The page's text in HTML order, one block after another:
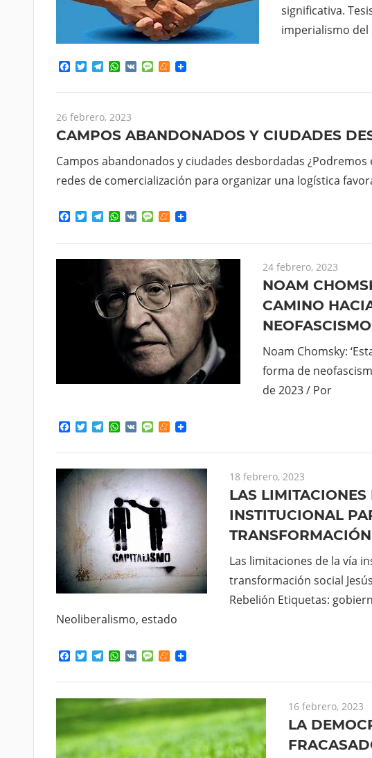
significativa.
imperialismo del
Facebook
TwitterTelegram
WhatsApp
VK MessageMeneame
26 febrero, 2023
CAMPOS ABANDONADOS Y CIUDADES
Campos abandonados y ciudades desbordadas ¿Podremos
redes de comercialización para organizar una logística
Facebook
TwitterTelegram
WhatsApp
VK MessageMeneame
24 febrero, 2023
NOAM
CAMINO
Noam Chomsky:
forma de
de 2023 / Por
Facebook
TwitterTelegram
WhatsApp
VK MessageMeneame
18 febrero, 2023
LAS
INSTITUCIONAL
Las limitaciones de la vía
transformación social
Rebelión Etiquetas:
Neoliberalismo, estado
Facebook
TwitterTelegram
WhatsApp
VK MessageMeneame
16 febrero, 2023
LA